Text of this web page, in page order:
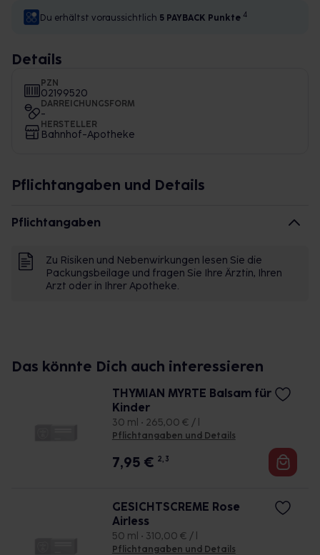
Du erhältst voraussichtlich 5 PAYBACK Punkte 4
Details
PZN
02199520
DARREICHUNGSFORM
-
HERSTELLER
Bahnhof-Apotheke
Pflichtangaben und Details
Pflichtangaben
Zu Risiken und Nebenwirkungen lesen Sie die
Packungsbeilage und fragen Sie Ihre Ärztin, Ihren
Arzt oder in Ihrer Apotheke.
Das könnte Dich auch interessieren
THYMIAN MYRTE Balsam für
Kinder
30 ml • 265,00 € / l
Pflichtangaben und Details
7,95 € 2, 3
GESICHTSCREME Rose
Airless
50 ml • 310,00 € / l
Pflichtangaben und Details